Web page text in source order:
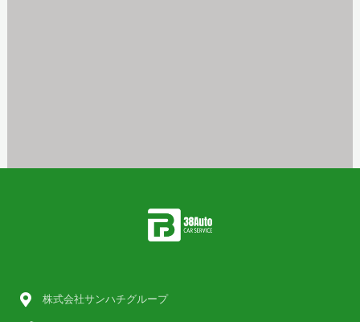
株式会社サンハチグループ